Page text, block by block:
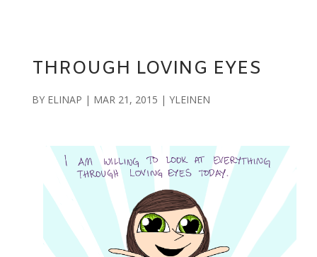
THROUGH LOVING EYES
BY ELINAP | MAR 21, 2015 | YLEINEN